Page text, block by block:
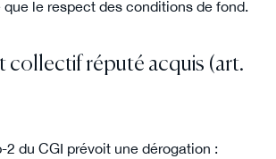
le respect des conditions de fond.
collectif réputé acquis (art.
2 du CGI prévoit une dérogation :